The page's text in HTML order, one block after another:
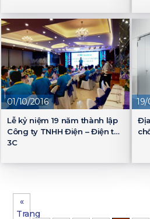
01/10/2016
Lễ kỷ niệm 19 năm thành lập
Công ty TNHH Điện – Điện tử
3C
«
Trang